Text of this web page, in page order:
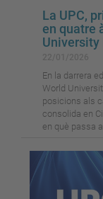
La UPC,
en quatre
University
En la darrera
World
posicions als
consolida en
en què passa